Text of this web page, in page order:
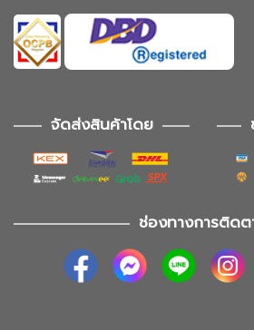
จัดส่งสินค้าโดย
ช่องทางการติดต